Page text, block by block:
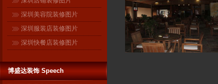
深圳美容院装修图片
深圳服装店装修图片
深圳快餐店装修图片
博盛达装饰 Speech
博盛达装饰只装深圳 ------17年扎
根深圳本土！17年信誉保证！ 与